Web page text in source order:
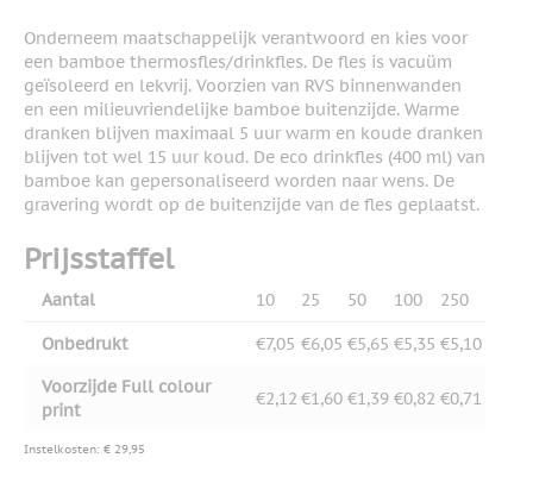
Onderneem maatschappelijk verantwoord en kies voor
een bamboe thermosfles/drinkfles. De fles is vacuüm
geïsoleerd en lekvrij. Voorzien van RVS binnenwanden
en een milieuvriendelijke bamboe buitenzijde. Warme
dranken blijven maximaal 5 uur warm en koude dranken
blijven tot wel 15 uur koud. De eco drinkfles (400 ml) van
bamboe kan gepersonaliseerd worden naar wens. De
gravering wordt op de buitenzijde van de fles geplaatst.
Prijsstaffel
Aantal 10 25 50 100 250
Onbedrukt €7,05 €6,05 €5,65 €5,35 €5,10
Voorzijde Full colour
print
€2,12 €1,60 €1,39 €0,82 €0,71
Instelkosten: € 29,95